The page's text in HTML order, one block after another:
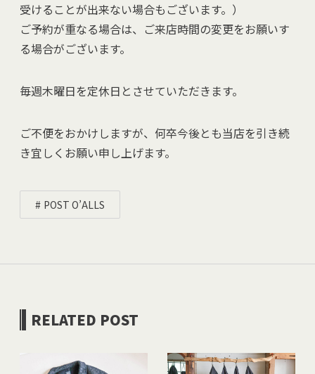
受けることが出来ない場合もございます。）
ご予約が重なる場合は、ご来店時間の変更をお願いす
る場合がございます。
毎週木曜日を定休日とさせていただきます。
ご不便をおかけしますが、何卒今後とも当店を引き続
き宜しくお願い申し上げます。
POST O’ALLS
RELATED POST